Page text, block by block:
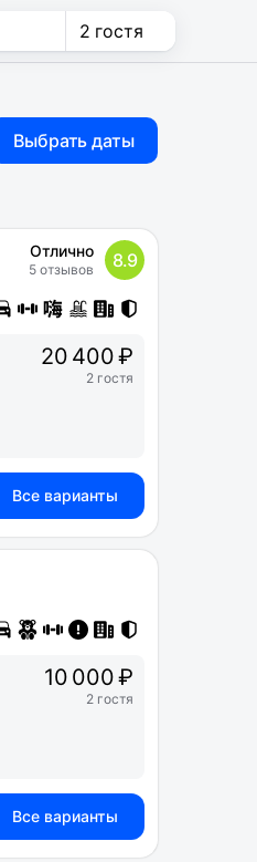
2 гостя
Выбрать даты
Отлично
5 отзывов 8.9
20 400 ₽
2 гостя
Все варианты
10 000 ₽
2 гостя
Все варианты